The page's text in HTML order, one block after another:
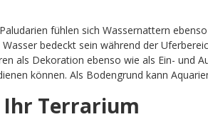
fühlen sich Wassernattern
bedeckt sein während der
als Dekoration ebenso wie als Ein- und
können. Als Bodengrund kann
Terrarium